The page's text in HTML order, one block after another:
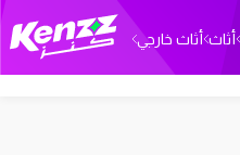
أثاث أثاث خارجي